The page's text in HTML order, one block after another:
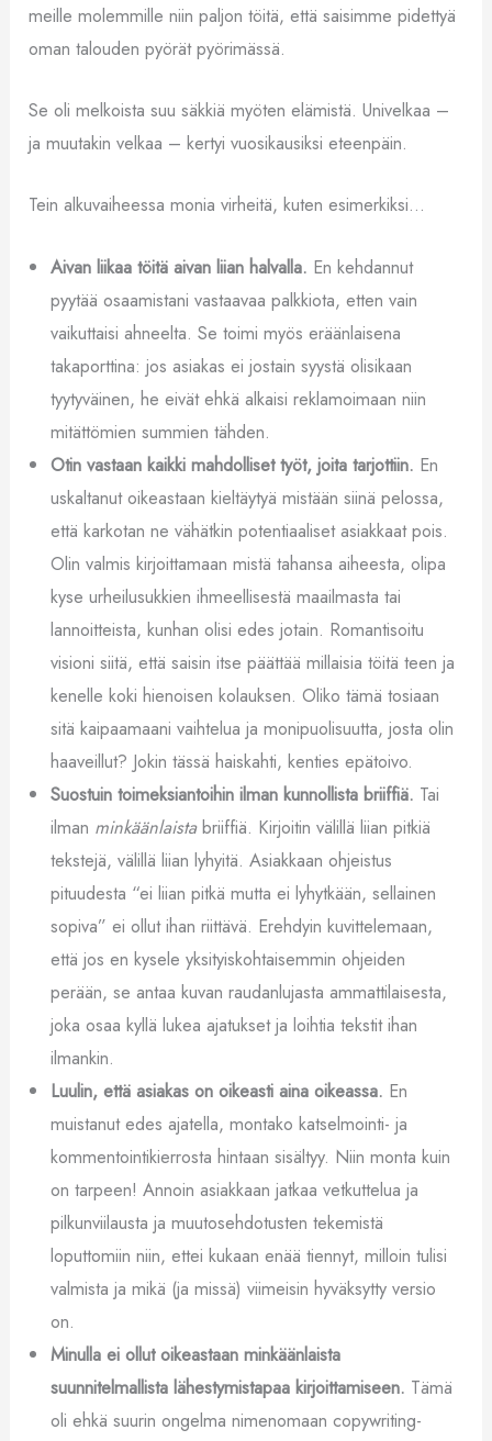
meille molemmille niin paljon töitä, että saisimme pidettyä
oman talouden pyörät pyörimässä.
Se oli melkoista suu säkkiä myöten elämistä. Univelkaa –
ja muutakin velkaa – kertyi vuosikausiksi eteenpäin.
Tein alkuvaiheessa monia virheitä, kuten esimerkiksi…
Aivan liikaa töitä aivan liian halvalla. En kehdannut
pyytää osaamistani vastaavaa palkkiota, etten vain
vaikuttaisi ahneelta. Se toimi myös eräänlaisena
takaporttina: jos asiakas ei jostain syystä olisikaan
tyytyväinen, he eivät ehkä alkaisi reklamoimaan niin
mitättömien summien tähden.
Otin vastaan kaikki mahdolliset työt, joita tarjottiin. En
uskaltanut oikeastaan kieltäytyä mistään siinä pelossa,
että karkotan ne vähätkin potentiaaliset asiakkaat pois.
Olin valmis kirjoittamaan mistä tahansa aiheesta, olipa
kyse urheilusukkien ihmeellisestä maailmasta tai
lannoitteista, kunhan olisi edes jotain. Romantisoitu
visioni siitä, että saisin itse päättää millaisia töitä teen ja
kenelle koki hienoisen kolauksen. Oliko tämä tosiaan
sitä kaipaamaani vaihtelua ja monipuolisuutta, josta olin
haaveillut? Jokin tässä haiskahti, kenties epätoivo.
Suostuin toimeksiantoihin ilman kunnollista briiffiä. Tai
ilman minkäänlaistabriiffiä. Kirjoitin välillä liian pitkiä
tekstejä, välillä liian lyhyitä. Asiakkaan ohjeistus
pituudesta “ei liian pitkä mutta ei lyhytkään, sellainen
sopiva” ei ollut ihan riittävä. Erehdyin kuvittelemaan,
että jos en kysele yksityiskohtaisemmin ohjeiden
perään, se antaa kuvan raudanlujasta ammattilaisesta,
joka osaa kyllä lukea ajatukset ja loihtia tekstit ihan
ilmankin.
Luulin, että asiakas on oikeasti aina oikeassa. En
muistanut edes ajatella, montako katselmointi- ja
kommentointikierrosta hintaan sisältyy. Niin monta kuin
on tarpeen! Annoin asiakkaan jatkaa vetkuttelua ja
pilkunviilausta ja muutosehdotusten tekemistä
loputtomiin niin, ettei kukaan enää tiennyt, milloin tulisi
valmista ja mikä (ja missä) viimeisin hyväksytty versio
on.
Minulla ei ollut oikeastaan minkäänlaista
suunnitelmallista lähestymistapaa kirjoittamiseen. Tämä
oli ehkä suurin ongelma nimenomaan copywriting-